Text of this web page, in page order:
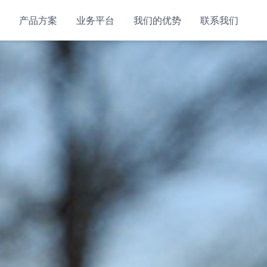
产品方案 业务平台 我们的优势 联系我们